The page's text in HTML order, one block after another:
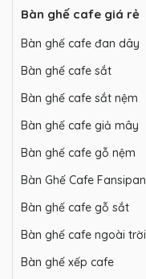
Bàn ghế cafe giá rẻ
Bàn ghế cafe đan dây
Bàn ghế cafe sắt
Bàn ghế cafe sắt nệm
Bàn ghế cafe giả mây
Bàn ghế cafe gỗ nệm
Bàn Ghế Cafe Fansipan
Bàn ghế cafe gỗ sắt
Bàn ghế cafe ngoài trời
Bàn ghế xếp cafe